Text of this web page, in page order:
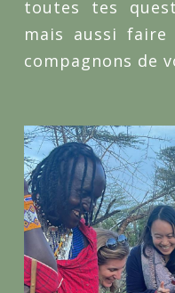
toutes tes
mais aussi faire
compagnons de